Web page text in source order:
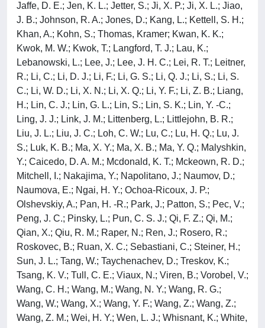
Jaffe, D. E.; Jen, K. L.; Jetter, S.; Ji, X. P.; Ji, X. L.; Jiao,
J. B.; Johnson, R. A.; Jones, D.; Kang, L.; Kettell, S. H.;
Khan, A.; Kohn, S.; Thomas, Kramer; Kwan, K. K.;
Kwok, M. W.; Kwok, T.; Langford, T. J.; Lau, K.;
Lebanowski, L.; Lee, J.; Lee, J. H. C.; Lei, R. T.; Leitner,
R.; Li, C.; Li, D. J.; Li, F.; Li, G. S.; Li, Q. J.; Li, S.; Li, S.
C.; Li, W. D.; Li, X. N.; Li, X. Q.; Li, Y. F.; Li, Z. B.; Liang,
H.; Lin, C. J.; Lin, G. L.; Lin, S.; Lin, S. K.; Lin, Y. -C.;
Ling, J. J.; Link, J. M.; Littenberg, L.; Littlejohn, B. R.;
Liu, J. L.; Liu, J. C.; Loh, C. W.; Lu, C.; Lu, H. Q.; Lu, J.
S.; Luk, K. B.; Ma, X. Y.; Ma, X. B.; Ma, Y. Q.; Malyshkin,
Y.; Caicedo, D. A. M.; Mcdonald, K. T.; Mckeown, R. D.;
Mitchell, I.; Nakajima, Y.; Napolitano, J.; Naumov, D.;
Naumova, E.; Ngai, H. Y.; Ochoa-Ricoux, J. P.;
Olshevskiy, A.; Pan, H. -R.; Park, J.; Patton, S.; Pec, V.;
Peng, J. C.; Pinsky, L.; Pun, C. S. J.; Qi, F. Z.; Qi, M.;
Qian, X.; Qiu, R. M.; Raper, N.; Ren, J.; Rosero, R.;
Roskovec, B.; Ruan, X. C.; Sebastiani, C.; Steiner, H.;
Sun, J. L.; Tang, W.; Taychenachev, D.; Treskov, K.;
Tsang, K. V.; Tull, C. E.; Viaux, N.; Viren, B.; Vorobel, V.;
Wang, C. H.; Wang, M.; Wang, N. Y.; Wang, R. G.;
Wang, W.; Wang, X.; Wang, Y. F.; Wang, Z.; Wang, Z.;
Wang, Z. M.; Wei, H. Y.; Wen, L. J.; Whisnant, K.; White,